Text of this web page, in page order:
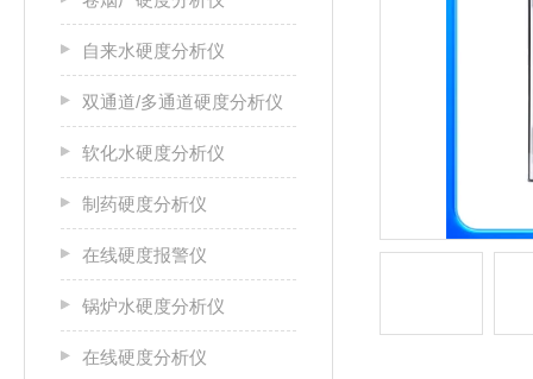
自来水硬度分析仪
双通道/多通道硬度分析仪
软化水硬度分析仪
制药硬度分析仪
在线硬度报警仪
锅炉水硬度分析仪
在线硬度分析仪